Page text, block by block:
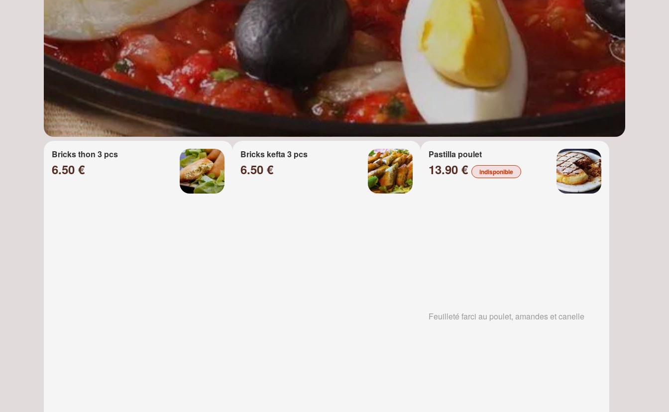
Bricks thon 3 pcs
6.50 €
Bricks kefta 3 pcs
6.50 €
Pastilla poulet
13.90 € indisponible
Feuilleté farci au poulet, amandes et canelle